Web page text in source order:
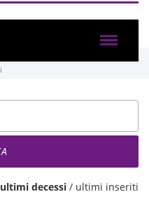
ultimi decessi / ultimi inseriti